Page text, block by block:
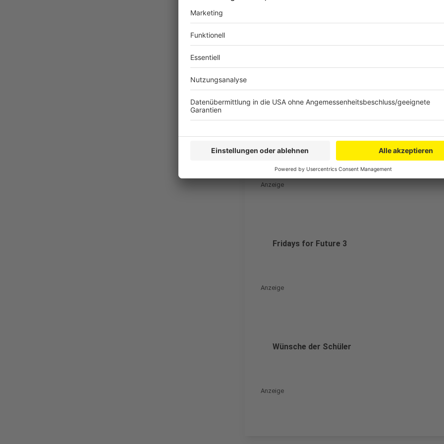
Fridays for Future 2
Anzeige
Fridays for Future 3
Anzeige
Wünsche der Schüler
Anzeige